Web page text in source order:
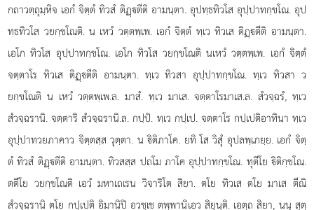
กถาวตฺถุมฺหิจ เอกํ จิตฺตํ ทิวสํ ติฏฺตีติ อามนฺตา. อุปทฺธทิวโส อุปฺปาทกฺขโณ. อุป
ทฺธทิวโส วยกฺขโณติ. น เหวํ วตฺตพฺเพ. เอกํ จิตฺตํ ทฺเว ทิวเส ติฏฺตีติ อามนฺตา.
เอโก ทิวโส อุปฺปาทกฺขโณ. เอโก ทิวโส วยกฺขโณติ นเหวํ วตฺตพฺเพ. เอกํ จิตฺตํ
จตฺตาโร ทิวเส ติฏฺตีติ อามนฺตา. ทฺเว ทิวสา อุปฺปาทกฺขโณ. ทฺเว ทิวสา ว
ยกฺขโณติ น เหวํ วตฺตพฺเพ.ล. มาสํ. ทฺเว มาเส. จตฺตาโรมาเส.ล. สํวจฺฉรํ, ทฺเว
สํวจฺฉรานิ. จตฺตาริ สํวจฺฉรานิ.ล. กปฺปํ. ทฺเว กปฺเป. จตฺตาโร กปฺเปติอาทินา ทฺเว
อุปฺปาทวยภาคาว จิตฺตสฺส วุตฺตา. น ิติภาโค. ยทิ โส วิสุํ อุปลพฺเภยฺย. เอกํ จิตฺ
ตํ ทิวสํ ติฏฺตีติ อามนฺตา. ทิวสสฺส ปถโม ภาโค อุปฺปาทกฺขโณ. ทุตีโย ิติกฺขโณ.
ตตีโย วยกฺขโณติ เอวํ มหาเถเรน วิจาริโต สิยา. ตโย ทิวเส ตโย มาเส ตีณิ
สํวจฺฉรานิ ตโย กปฺเปติ อิมานิปิ อวชฺเช ตพฺพานิเอว สิยุนฺติ. เอตฺถ สิยา, นนุ สุตฺ